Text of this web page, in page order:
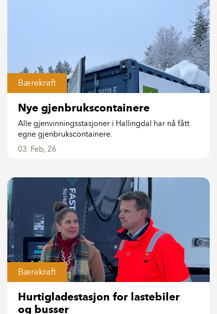
Bærekraft
Nye gjenbrukscontainere
Alle gjenvinningsstasjoner i Hallingdal har nå fått
egne gjenbrukscontainere.
03. Feb, 26
Bærekraft
Hurtigladestasjon for lastebiler
og busser